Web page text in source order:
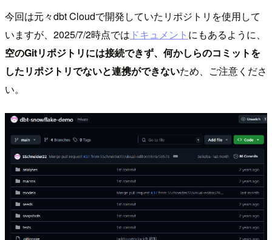
今回は元々dbt Cloudで開発していたリポジトリを使用して
いますが、2025/7/2時点では ドキュメント にもあるように、
空のGitリポジトリには接続できず、何かしらのコミットを
したリポジトリでないと連携ができないため、ご注意くださ
い。